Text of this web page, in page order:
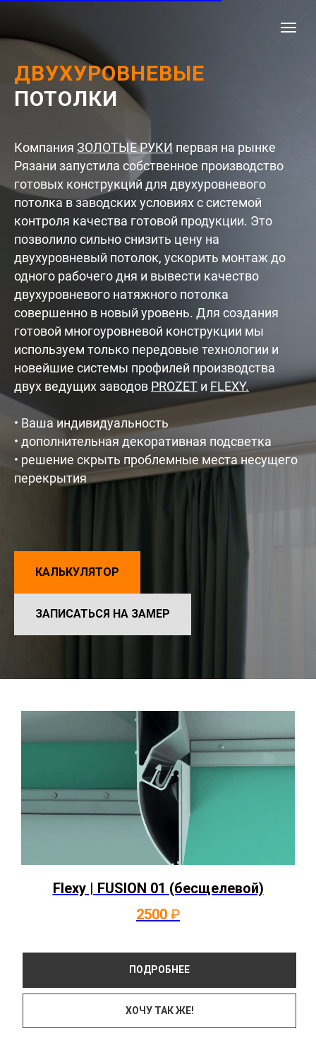
ДВУХУРОВНЕВЫЕ
ПОТОЛКИ
Компания ЗОЛОТЫЕ РУКИ первая на рынке
Рязани запустила собственное производство
готовых конструкций для двухуровневого
потолка в заводских условиях с системой
контроля качества готовой продукции. Это
позволило сильно снизить цену на
двухуровневый потолок, ускорить монтаж до
одного рабочего дня и вывести качество
двухуровневого натяжного потолка
совершенно в новый уровень. Для создания
готовой многоуровневой конструкции мы
используем только передовые технологии и
новейшие системы профилей производства
двух ведущих заводов PROZET и FLEXY.
• Ваша индивидуальность
• дополнительная декоративная подсветка
• решение скрыть проблемные места несущего
перекрытия
КАЛЬКУЛЯТОР
ЗАПИСАТЬСЯ НА ЗАМЕР
Flexy | FUSION 01 (бесщелевой)
2500 ₽
ПОДРОБНЕЕ
ХОЧУ ТАК ЖЕ!